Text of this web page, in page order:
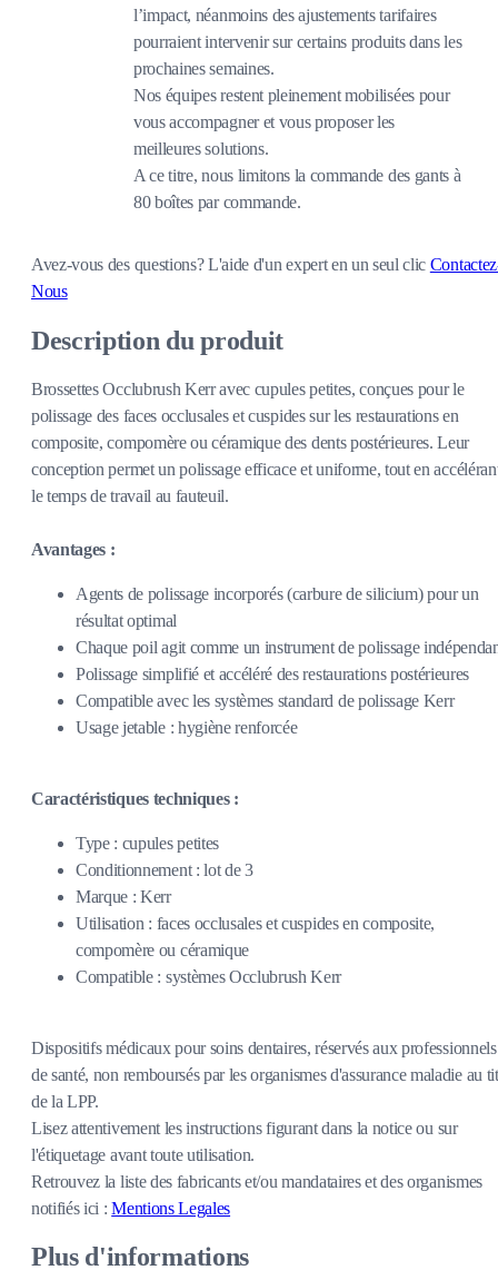
l’impact, néanmoins des ajustements tarifaires
pourraient intervenir sur certains produits dans les
prochaines semaines.
Nos équipes restent pleinement mobilisées pour
vous accompagner et vous proposer les
meilleures solutions.
A ce titre, nous limitons la commande des gants à
80 boîtes par commande.
Avez-vous des questions?L'aide d'un expert en un seul clic
Nous
Description du produit
Brossettes Occlubrush Kerr avec cupules petites, conçues pour le
polissage des faces occlusales et cuspides sur les restaurations en
composite, compomère ou céramique des dents postérieures. Leur
conception permet un polissage efficace et uniforme, tout en
le temps de travail au fauteuil.
Avantages :
Agents de polissage incorporés (carbure de silicium) pour un
résultat optimal
Chaque poil agit comme un instrument de polissage
Polissage simplifié et accéléré des restaurations postérieures
Compatible avec les systèmes standard de polissage Kerr
Usage jetable : hygiène renforcée
Caractéristiques techniques :
Type : cupules petites
Conditionnement : lot de 3
Marque : Kerr
Utilisation : faces occlusales et cuspides en composite,
compomère ou céramique
Compatible : systèmes Occlubrush Kerr
Dispositifs médicaux pour soins dentaires, réservés aux professionnels
de santé, non remboursés par les organismes d'assurance maladie au
de la LPP.
Lisez attentivement les instructions figurant dans la notice ou sur
l'étiquetage avant toute utilisation.
Retrouvez la liste des fabricants et/ou mandataires et des organismes
notifiés ici :Mentions Legales
Plus d'informations